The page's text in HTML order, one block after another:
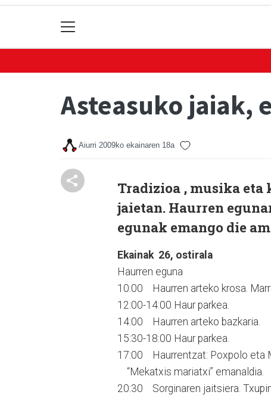
Asteasuko jaiak,
Aiurri 2009ko ekainaren 18a
Tradizioa , musika eta
jaietan. Haurren
egunak emango die
Ekainak 26, ostirala
Haurren eguna
10:00 Haurren arteko krosa.
12:00-14:00 Haur parkea.
14:00 Haurren arteko bazkaria.
15:30-18:00 Haur parkea.
17:00 Haurrentzat: Poxpolo eta
“Mekatxis mariatxi” emanaldia.
20:30 Sorginaren jaitsiera.